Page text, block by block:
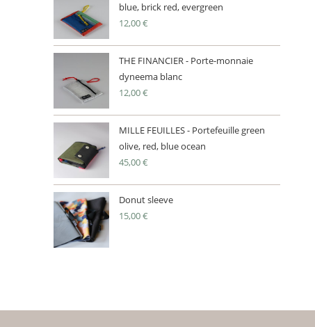
blue, brick red, evergreen
12,00€
THE FINANCIER - Porte-monnaie
dyneema blanc
12,00€
MILLE FEUILLES - Portefeuille green
olive, red, blue ocean
45,00€
Donut sleeve
15,00€